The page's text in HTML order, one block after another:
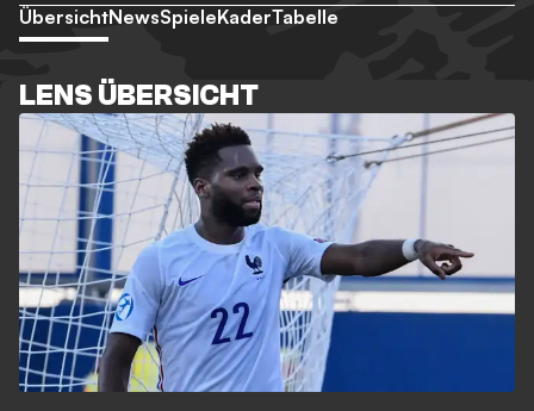
ÜbersichtNewsSpieleKaderTabelle
LENS ÜBERSICHT